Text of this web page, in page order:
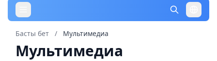
Басты бет / Мультимедиа
Мультимедиа